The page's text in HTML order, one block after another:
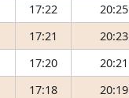
17:22 20:25
17:21 20:23
17:20 20:21
17:18 20:19